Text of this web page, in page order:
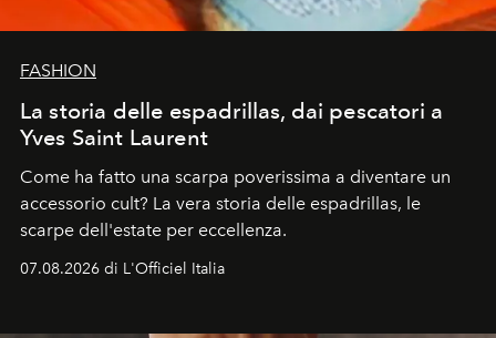
FASHION
La storia delle espadrillas, dai pescatori a
Yves Saint Laurent
Come ha fatto una scarpa poverissima a diventare un
accessorio cult? La vera storia delle espadrillas, le
scarpe dell'estate per eccellenza.
07.08.2026 di L'Officiel Italia